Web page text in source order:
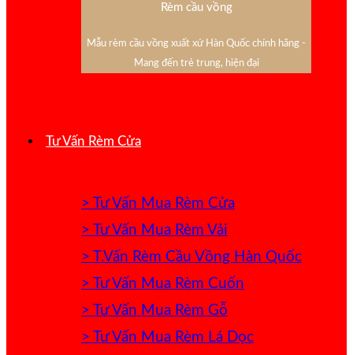
Rèm cầu vồng
Mẫu rèm cầu vồng xuất xứ Hàn Quốc chính hãng -
Mang đến trẻ trung, hiện đại
Tư Vấn Rèm Cửa
> Tư Vấn Mua Rèm Cửa
> Tư Vấn Mua Rèm Vải
> T.Vấn Rèm Cầu Vồng Hàn Quốc
> Tư Vấn Mua Rèm Cuốn
> Tư Vấn Mua Rèm Gỗ
> Tư Vấn Mua Rèm Lá Dọc